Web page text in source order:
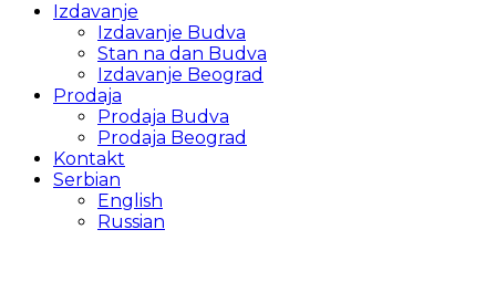
Izdavanje
Izdavanje Budva
Stan na dan Budva
Izdavanje Beograd
Prodaja
Prodaja Budva
Prodaja Beograd
Kontakt
Serbian
English
Russian